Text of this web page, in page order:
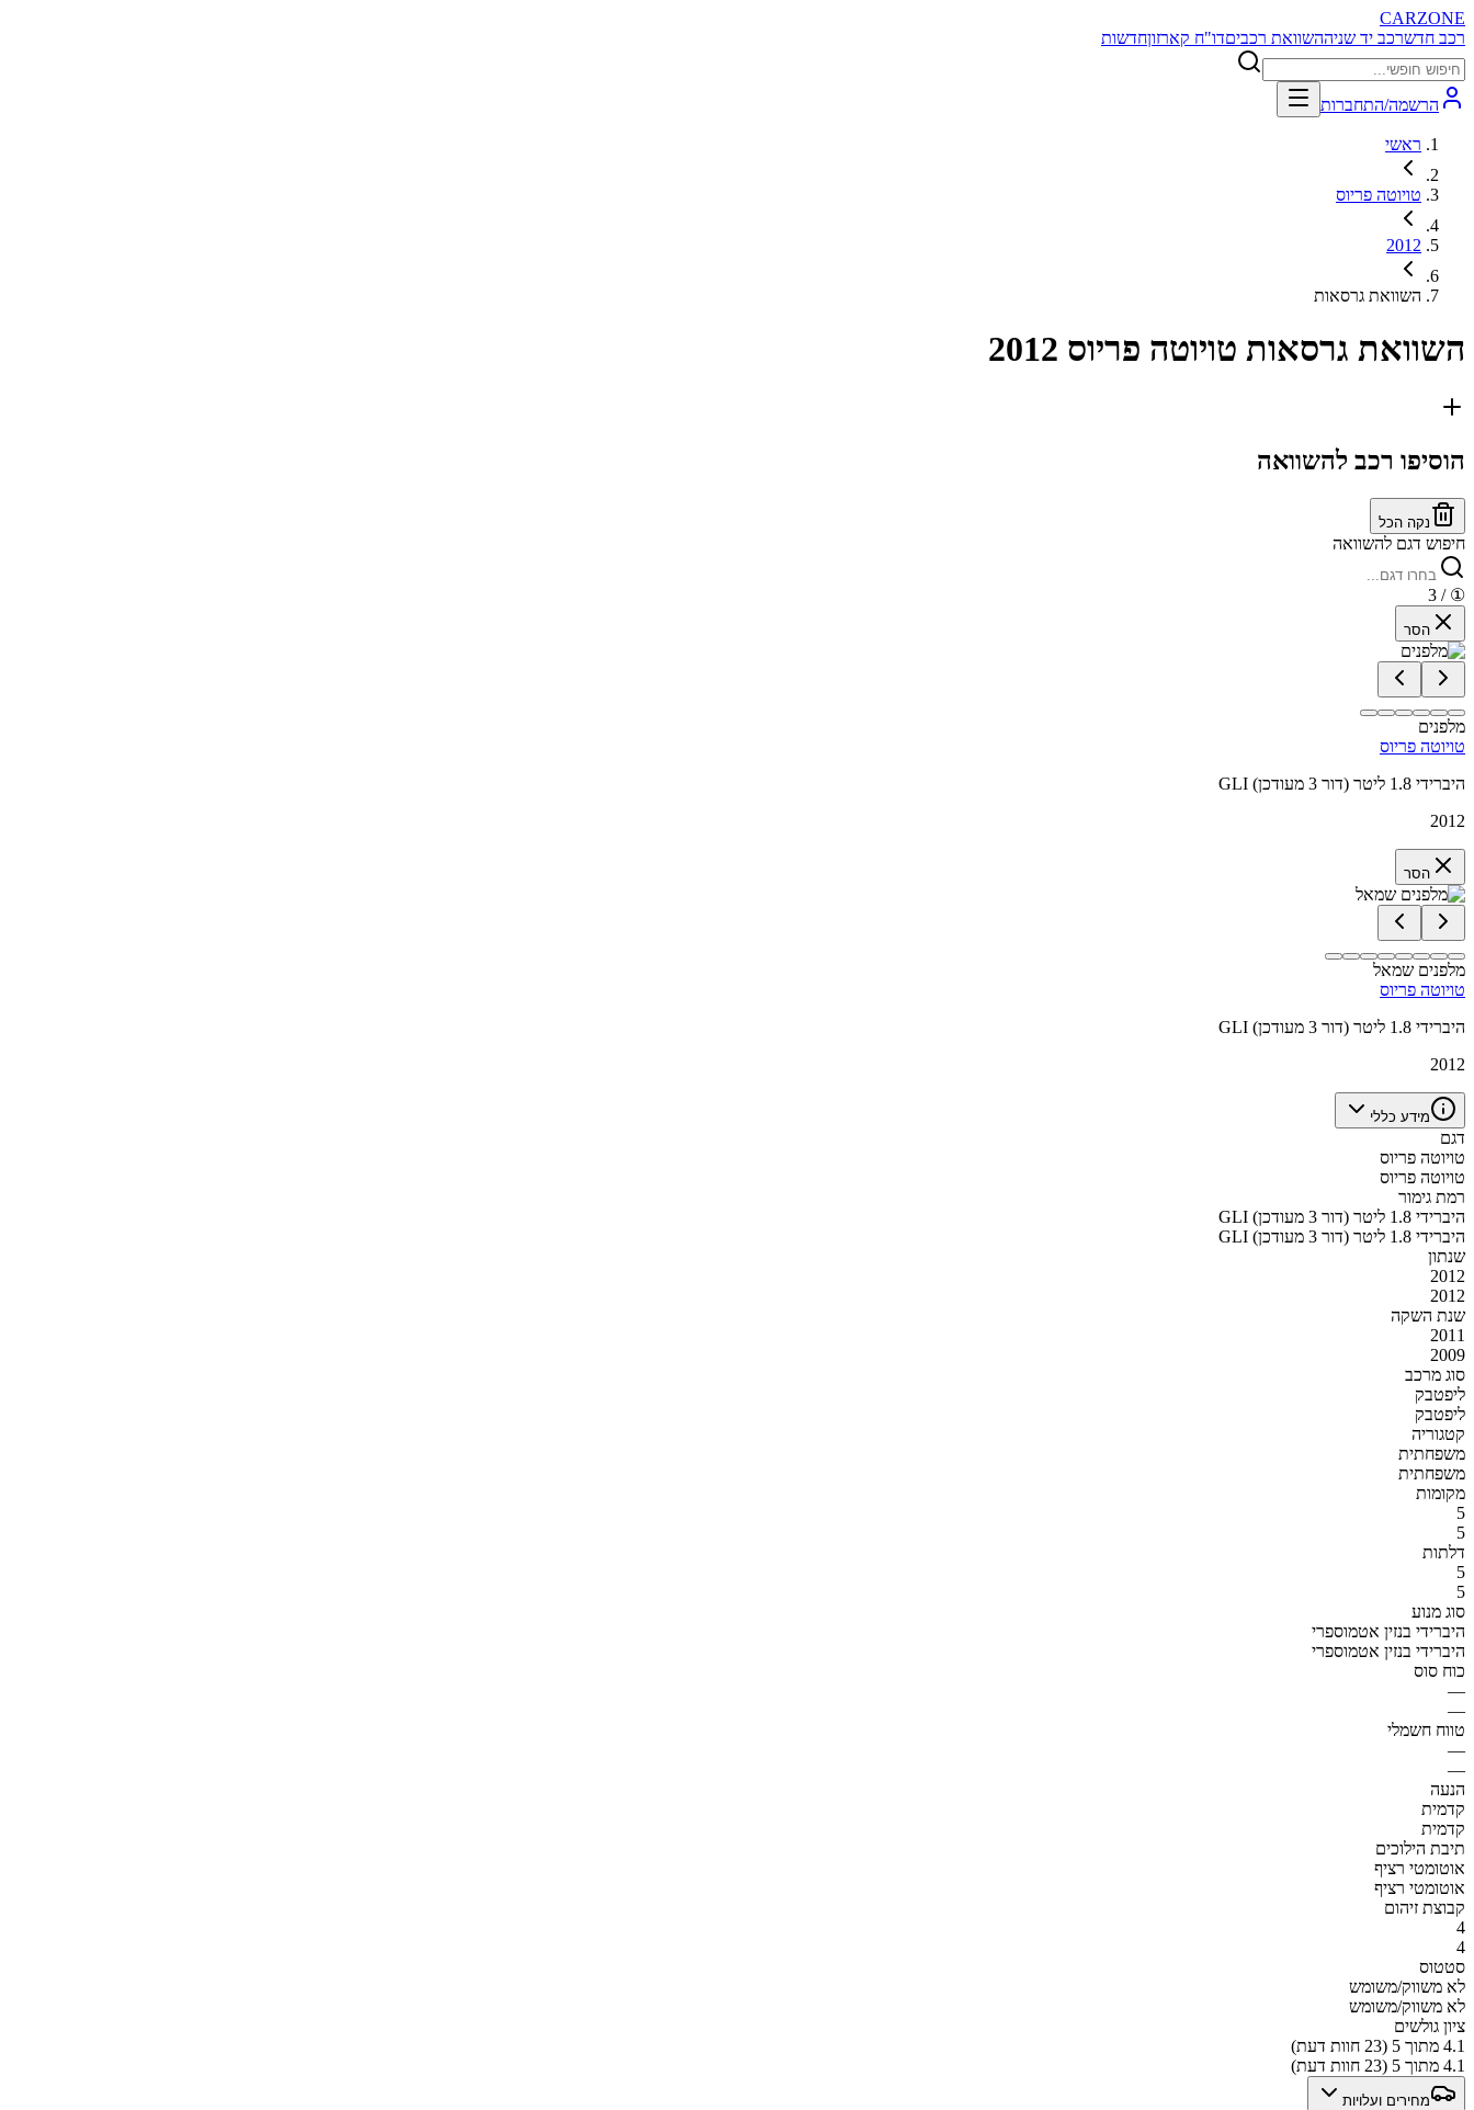
CARZONE
רכב חדשרכב יד שניההשוואת רכביםדו"ח קארזוןחדשות
הרשמה/התחברות
ראשי
טויוטה פריוס
2012
השוואת גרסאות
השוואת גרסאות טויוטה פריוס 2012
הוסיפו רכב להשוואה
נקה הכל
חיפוש דגם להשוואה
①
/ 3
הסר
מלפנים
טויוטה פריוס
GLI היברידי 1.8 ליטר (דור 3 מעודכן)
2012
הסר
מלפנים שמאל
טויוטה פריוס
GLI היברידי 1.8 ליטר (דור 3 מעודכן)
2012
מידע כללי
דגם
טויוטה פריוס
טויוטה פריוס
רמת גימור
GLI היברידי 1.8 ליטר (דור 3 מעודכן)
GLI היברידי 1.8 ליטר (דור 3 מעודכן)
שנתון
2012
2012
שנת השקה
2011
2009
סוג מרכב
ליפטבק
ליפטבק
קטגוריה
משפחתית
משפחתית
מקומות
5
5
דלתות
5
5
סוג מנוע
היברידי בנזין אטמוספרי
היברידי בנזין אטמוספרי
כוח סוס
—
—
טווח חשמלי
—
—
הנעה
קדמית
קדמית
תיבת הילוכים
אוטומטי רציף
אוטומטי רציף
קבוצת זיהום
4
4
סטטוס
לא משווק/משומש
לא משווק/משומש
ציון גולשים
4.1 מתוך 5 (23 חוות דעת)
4.1 מתוך 5 (23 חוות דעת)
מחירים ועלויות